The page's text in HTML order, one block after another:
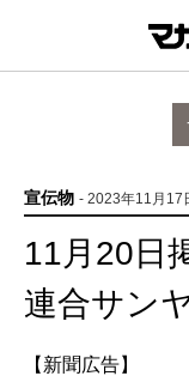
宣伝物 - 2023年11月17
11月20日
連合サン
【新聞広告】